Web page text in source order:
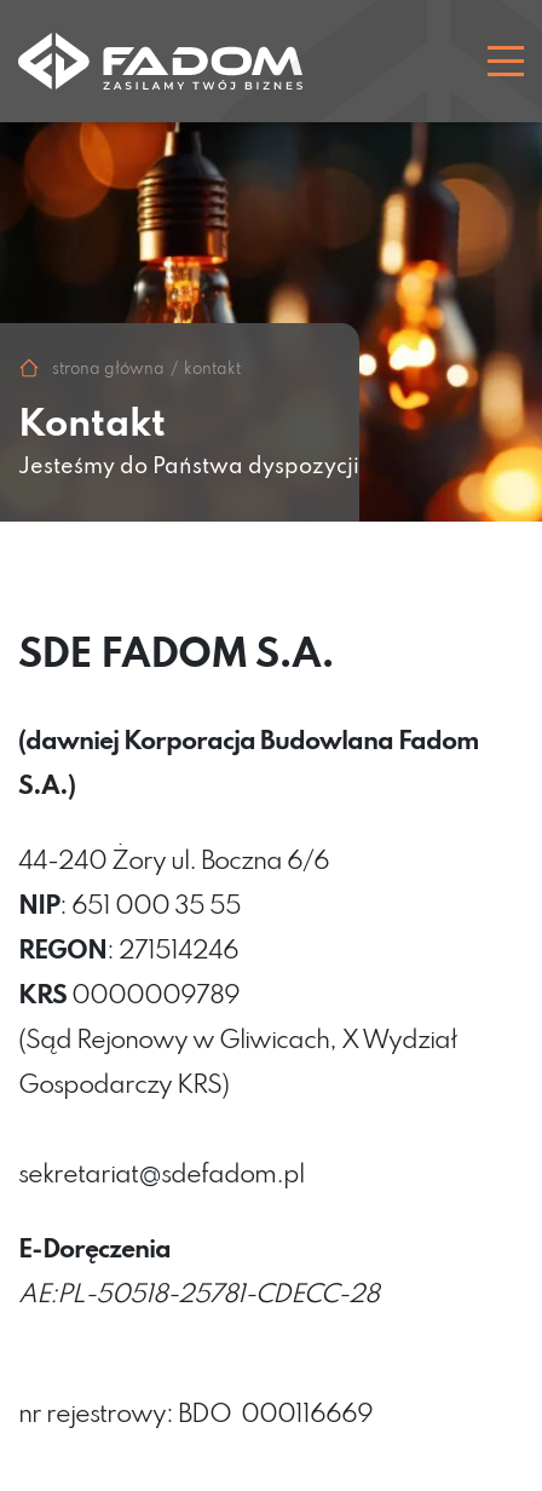
strona główna kontakt
Kontakt
Jesteśmy do Państwa dyspozycji
SDE FADOM S.A.
(dawniej Korporacja Budowlana Fadom
S.A.)
44-240 Żory ul. Boczna 6/6
NIP: 651 000 35 55
REGON : 271514246
KRS 0000009789
(Sąd Rejonowy w Gliwicach, X Wydział
Gospodarczy KRS)
sekretariat@sdefadom.p
E-Doręczenia
AE:PL-50518-25781-CDECC-28
nr rejestrowy: BDO 000116669